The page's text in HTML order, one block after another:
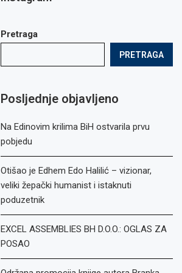
Pretraga
PRETRAGA
Posljednje objavljeno
Na Edinovim krilima BiH ostvarila prvu
pobjedu
Otišao je Edhem Edo Halilić – vizionar,
veliki žepački humanist i istaknuti
poduzetnik
EXCEL ASSEMBLIES BH D.O.O.: OGLAS ZA
POSAO